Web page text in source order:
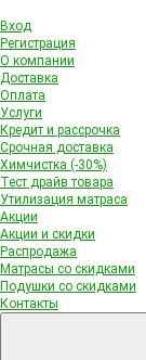
Вход
Регистрация
О компании
Доставка
Оплата
Услуги
Кредит и рассрочка
Срочная доставка
Химчистка (-30%)
Тест драйв товара
Утилизация матраса
Акции
Акции и скидки
Распродажа
Матрасы со скидками
Подушки со скидками
Контакты